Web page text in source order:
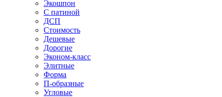
Экошпон
С патиной
ДСП
Стоимость
Дешевые
Дорогие
Эконом-класс
Элитные
Форма
П-образные
Угловые